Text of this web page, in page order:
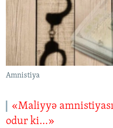
Amnistiya
«Maliyyə
odur ki…»